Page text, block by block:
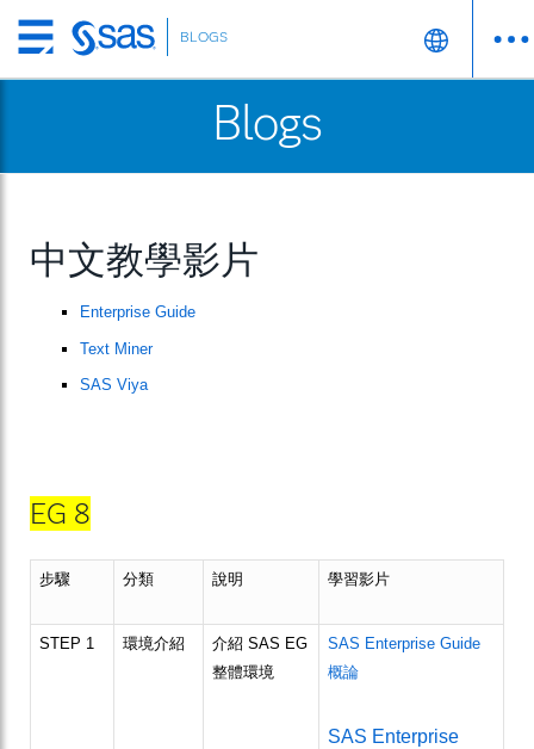
Skip
to
BLOGS
Blogs
中文教學影片
Enterprise Guide
Text Miner
SAS Viya
EG 8
步驟 分類 說明 學習影片
STEP 1 環境介紹
介紹 SAS EG
整體環境
SAS Enterprise Guide
概論
SAS Enterprise